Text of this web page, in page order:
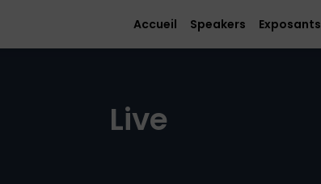
Accueil Speakers Exposants
Live